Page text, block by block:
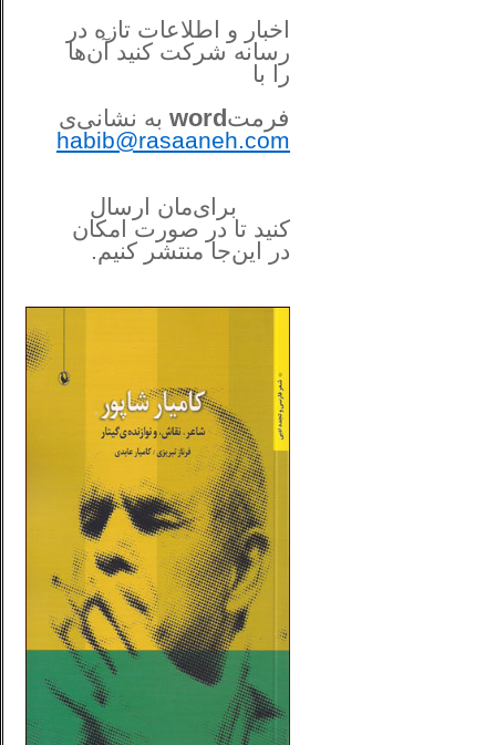
اخبار و اطلاعات تازه در
رسانه شرکت کنید آن‌ها
را با
فرمتword به نشانی‌ی
habib@rasaaneh.com
برای‌مان ارسال
کنید تا در صورت امکان
در این‌جامنتشر کنیم.